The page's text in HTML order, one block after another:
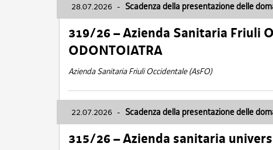
28.07.2026 - Scadenza della presentazione delle
319/26 – Azienda Sanitaria Friuli
ODONTOIATRA
Azienda Sanitaria Friuli Occidentale (AsFO)
22.07.2026 - Scadenza della presentazione delle
315/26 – Azienda sanitaria